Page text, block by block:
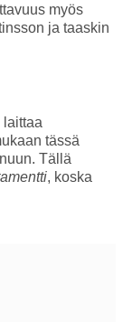
myös
ja taaskin
tässä
Tällä
, koska